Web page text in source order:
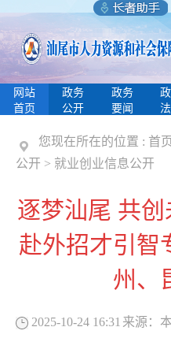
网站
首页
政务
公开
政务
要闻
您现在所在的位置 : 首页
公开 > 就业创业信息公开
逐梦汕尾 共创
赴外招才引智
州、
2025-10-24 16:31 来源：